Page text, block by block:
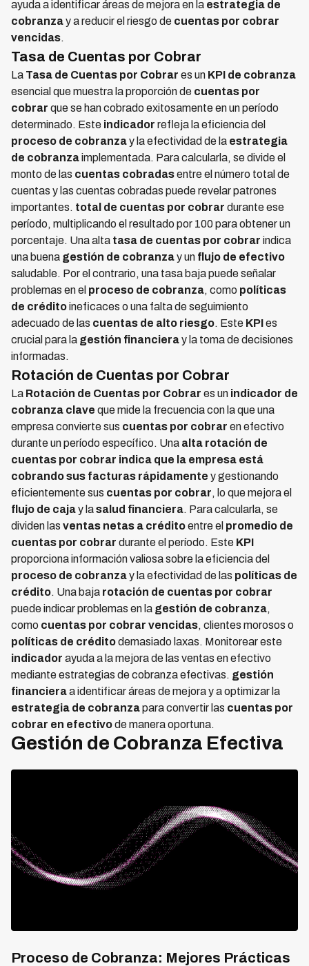
ayuda a identificar áreas de mejora en la estrategia de
cobranzay a reducir el riesgo de cuentas por cobrar
vencidas.
Tasa de Cuentas por Cobrar
La Tasa de Cuentas por Cobrar es un KPI de cobranza
esencial que muestra la proporción de cuentas por
cobrar que se han cobrado exitosamente en un período
determinado. Este indicador refleja la eficiencia del
proceso de cobranzay la efectividad de la estrategia
de cobranzaimplementada. Para calcularla, se divide el
monto de las cuentas cobradasentre el número total de
cuentas y las cuentas cobradas puede revelar patrones
importantes. total de cuentas por cobrar durante ese
período, multiplicando el resultado por 100 para obtener un
porcentaje. Una alta tasa de cuentas por cobrar indica
una buena gestión de cobranzay un flujo de efectivo
saludable. Por el contrario, una tasa baja puede señalar
problemas en el proceso de cobranza, como políticas
de créditoineficaces o una falta de seguimiento
adecuado de las cuentas de alto riesgo. Este KPIes
crucial para la gestión financieray la toma de decisiones
informadas.
Rotación de Cuentas por Cobrar
La Rotación de Cuentas por Cobrar es un indicador de
cobranza clave que mide la frecuencia con la que una
empresa convierte sus cuentas por cobrar en efectivo
durante un período específico. Una alta rotación de
cuentas por cobrar indica que la empresa está
cobrando sus facturas rápidamente y gestionando
eficientemente sus cuentas por cobrar, lo que mejora el
flujo de cajay lasalud financiera. Para calcularla, se
dividen las ventas netas a créditoentre el promedio de
cuentas por cobrar durante el período. Este KPI
proporciona información valiosa sobre la eficiencia del
proceso de cobranzay la efectividad de las políticas de
crédito. Una baja rotación de cuentas por cobrar
puede indicar problemas en la gestión de cobranza,
como cuentas por cobrar vencidas, clientes morosos o
políticas de créditodemasiado laxas. Monitorear este
indicador ayuda a la mejora de las ventas en efectivo
mediante estrategias de cobranza efectivas. gestión
financieraa identificar áreas de mejora y a optimizar la
estrategia de cobranzapara convertir las cuentas por
cobrar en efectivode manera oportuna.
Gestión de Cobranza Efectiva
Proceso de Cobranza: Mejores Prácticas